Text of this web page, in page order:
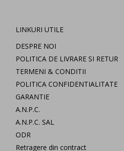
LINKURI UTILE
DESPRE NOI
POLITICA DE LIVRARE SI RETUR
TERMENI & CONDITII
POLITICA CONFIDENTIALITATE
GARANTIE
A.N.P.C.
A.N.P.C. SAL
ODR
Retragere din contract